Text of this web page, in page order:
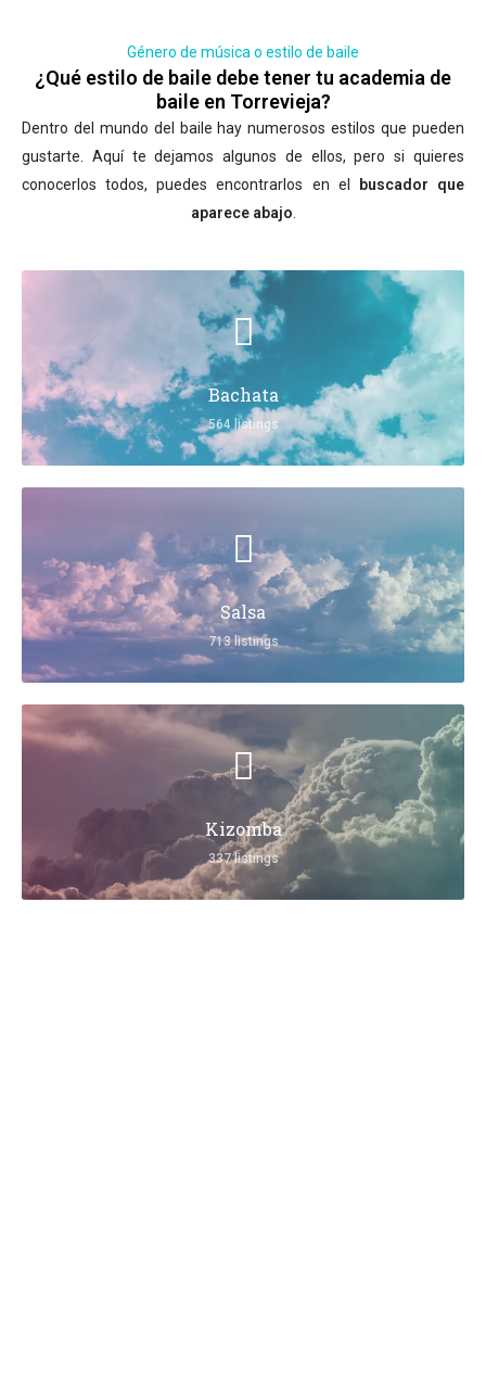
Género de música o estilo de baile
¿Qué estilo de baile debe tener tu academia de
baile en Torrevieja?
Dentro del mundo del baile hay numerosos estilos que pueden
gustarte. Aquí te dejamos algunos de ellos, pero si quieres
conocerlos todos, puedes encontrarlos en el
buscador que
aparece abajo
Bachata
564 listings
Salsa
713 listings
Kizomba
337 listings